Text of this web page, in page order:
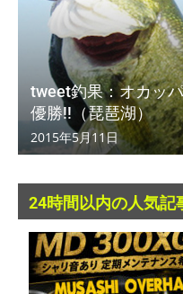
tweet釣果：オカッ
優勝!!（琵琶湖）
2015年5月11日
24時間以内の人気記